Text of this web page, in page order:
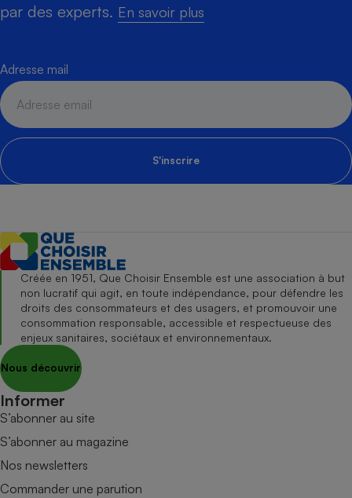
par des experts. En savoir plus
Adresse mail
S'inscrire
Créée en 1951, Que Choisir Ensemble est une association à but
non lucratif qui agit, en toute indépendance, pour défendre les
droits des consommateurs et des usagers, et promouvoir une
consommation responsable, accessible et respectueuse des
enjeux sanitaires, sociétaux et environnementaux.
Nous découvrir
Informer
S’abonner au site
S’abonner au magazine
Nos newsletters
Commander une parution